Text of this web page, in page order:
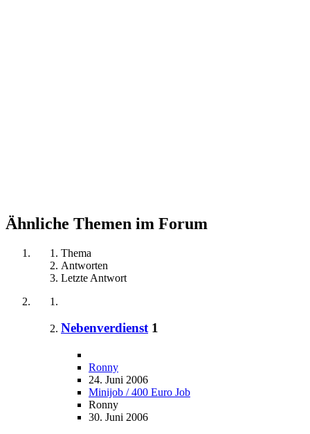
Ähnliche Themen im Forum
Thema
Antworten
Letzte Antwort
Nebenverdienst 1
Ronny
24. Juni 2006
Minijob / 400 Euro Job
Ronny
30. Juni 2006